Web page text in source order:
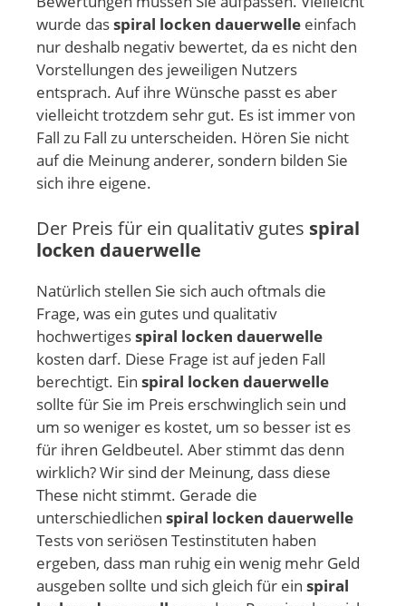
wurde dasspiral locken dauerwelle einfach
nur deshalb negativ bewertet, da es nicht den
Vorstellungen des jeweiligen Nutzers
entsprach. Auf ihre Wünsche passt es aber
vielleicht trotzdem sehr gut. Es ist immer von
Fall zu Fall zu unterscheiden. Hören Sie nicht
auf die Meinung anderer, sondern bilden Sie
sich ihre eigene.
Der Preis für ein qualitativ gutes spiral
locken dauerwelle
Natürlich stellen Sie sich auch oftmals die
Frage, was ein gutes und qualitativ
hochwertigesspiral locken dauerwelle
kosten darf. Diese Frage ist auf jeden Fall
berechtigt. Ein spiral locken dauerwelle
sollte für Sie im Preis erschwinglich sein und
um so weniger es kostet, um so besser ist es
für ihren Geldbeutel. Aber stimmt das denn
wirklich? Wir sind der Meinung, dass diese
These nicht stimmt. Gerade die
unterschiedlichen spiral locken dauerwelle
Tests von seriösen Testinstituten haben
ergeben, dass man ruhig ein wenig mehr Geld
ausgeben sollte und sich gleich für ein spiral